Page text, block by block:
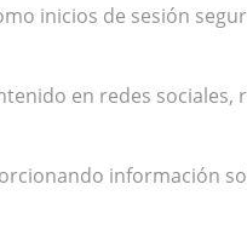
inicios de sesión
en redes
información